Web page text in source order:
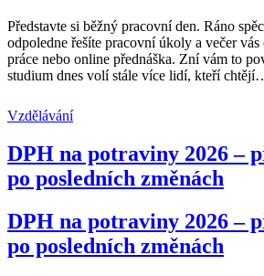
Představte si běžný pracovní den. Ráno
odpoledne řešíte pracovní úkoly a večer
práce nebo online přednáška. Zní vám to
studium dnes volí stále více lidí, kteří chtějí
Vzdělávání
DPH na potraviny 2026 –
po posledních změnách
DPH na potraviny 2026 –
po posledních změnách